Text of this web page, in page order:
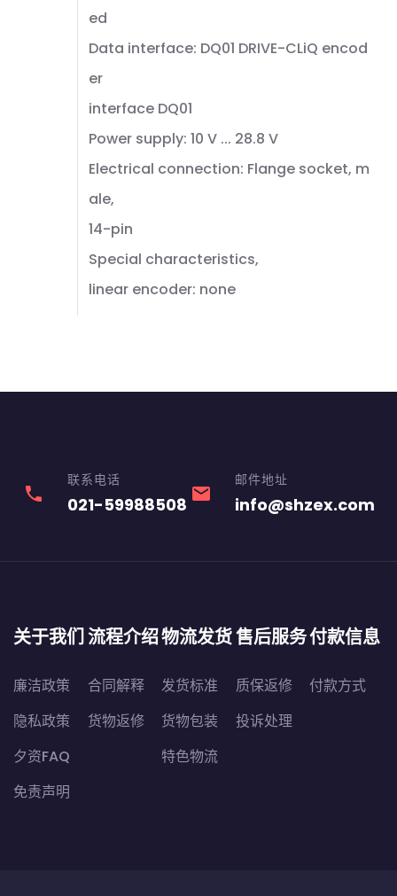
ed
Data interface: DQ01 DRIVE-CLiQ encod
er
interface DQ01
Power supply: 10 V ... 28.8 V
Electrical connection: Flange socket, m
ale,
14-pin
Special characteristics,
linear encoder: none
phone
联系电话
021-59988508 email
邮件地址
info@shzex.com
关于我们
廉洁政策
隐私政策
夕资FAQ
免责声明
流程介绍
合同解释
货物返修
物流发货
发货标准
货物包装
特色物流
售后服务
质保返修
投诉处理
付款信息
付款方式